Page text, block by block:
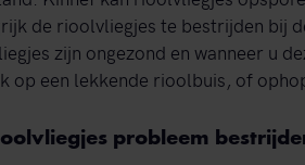
de rioolvliegjes te bestrijden bij
zijn ongezond en wanneer u
op een lekkende rioolbuis, of
probleem